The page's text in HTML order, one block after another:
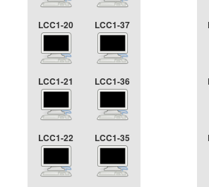
LCC1-20 LCC1-37
LCC1-21 LCC1-36
LCC1-22 LCC1-35